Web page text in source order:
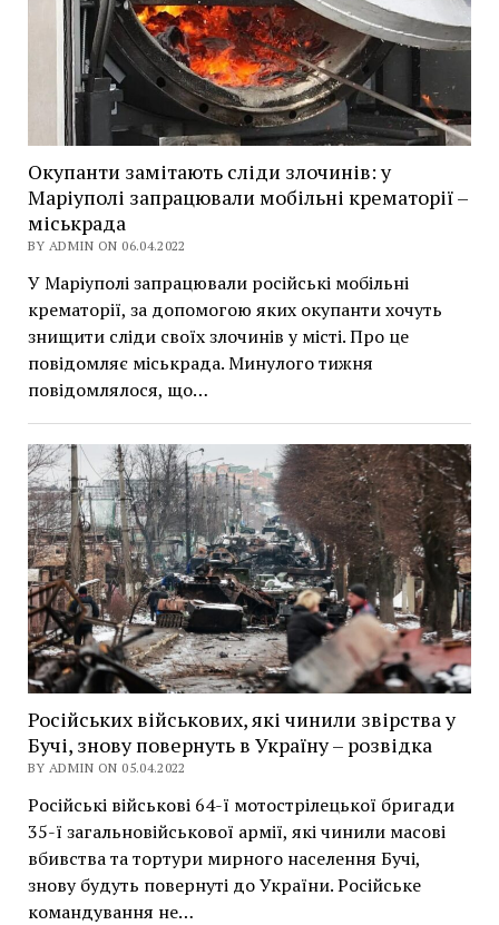
Окупанти замітають сліди злочинів: у
Маріуполі запрацювали мобільні крематорії –
міськрада
BY ADMIN ON 06.04.2022
У Маріуполі запрацювали російські мобільні
крематорії, за допомогою яких окупанти хочуть
знищити сліди своїх злочинів у місті. Про це
повідомляє міськрада. Минулого тижня
повідомлялося, що…
Російських військових, які чинили звірства у
Бучі, знову повернуть в Україну – розвідка
BY ADMIN ON 05.04.2022
Російські військові 64-ї мотострілецької бригади
35-ї загальновійськової армії, які чинили масові
вбивства та тортури мирного населення Бучі,
знову будуть повернуті до України. Російське
командування не…